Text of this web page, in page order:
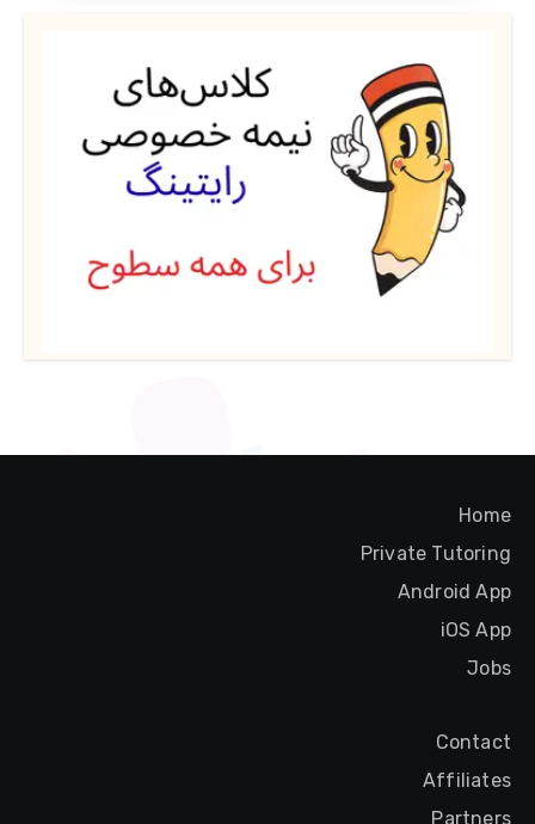
Home
Private Tutoring
Android App
iOS App
Jobs
Contact
Affiliates
Partners